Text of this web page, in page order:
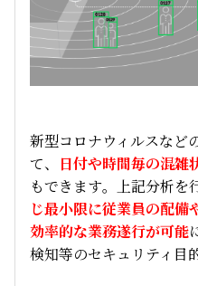
新型コロナウィルスなど
て、
日付や時間毎の混雑
もできます。 上記分析を
じ最小限に従業員の配備
効率的な業務遂行が可能
検知等のセキュリティ目